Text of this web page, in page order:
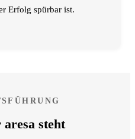
Erfolg spürbar ist.
steht